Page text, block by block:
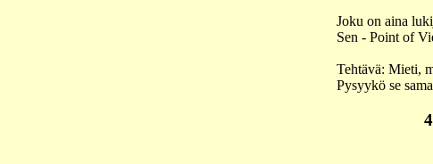
Joku on aina
Sen - Point of
Tehtävä: Mieti,
Pysyykö se